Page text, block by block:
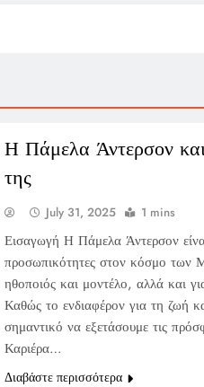
Η Πάμελα Άντερσον
της
July 31, 2025 1 mins
Εισαγωγή Η Πάμελα Άντερσον
προσωπικότητες στον κόσμο των
ηθοποιός και μοντέλο, αλλά και
Καθώς το ενδιαφέρον για τη ζωή
σημαντικό να εξετάσουμε τις
Καριέρα…
Διαβάστε περισσότερα